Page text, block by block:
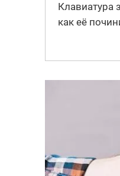
Клавиатура
как её